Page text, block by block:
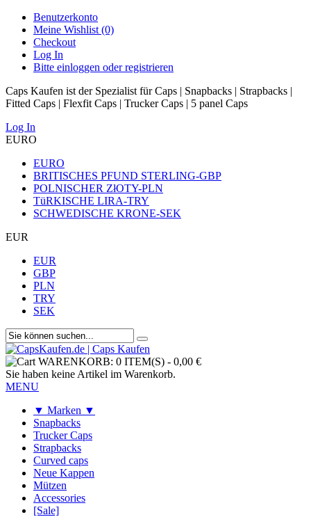
Benutzerkonto
Meine Wishlist (0)
Checkout
Log In
Bitte einloggen oder registrieren
Caps Kaufen ist der Spezialist für Caps | Snapbacks | Strapbacks |
Fitted Caps | Flexfit Caps | Trucker Caps | 5 panel Caps
Log In
EURO
EURO
BRITISCHES PFUND STERLING-GBP
POLNISCHER ZłOTY-PLN
TüRKISCHE LIRA-TRY
SCHWEDISCHE KRONE-SEK
EUR
EUR
GBP
PLN
TRY
SEK
WARENKORB: 0 ITEM(S) - 0,00 €
Sie haben keine Artikel im Warenkorb.
MENU
▼ Marken ▼
Snapbacks
Trucker Caps
Strapbacks
Curved caps
Neue Kappen
Mützen
Accessories
[Sale]